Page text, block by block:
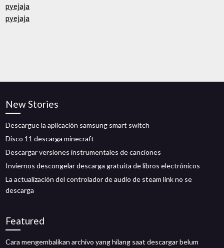
pyejaja
pyejaja
New Stories
Descargue la aplicación samsung smart switch
Disco 11 descarga minecraft
Descargar versiones instrumentales de canciones
Inviernos descongelar descarga gratuita de libros electrónicos
La actualización del controlador de audio de steam link no se
descarga
Featured
Cara mengembalikan archivo yang hilang saat descargar belum